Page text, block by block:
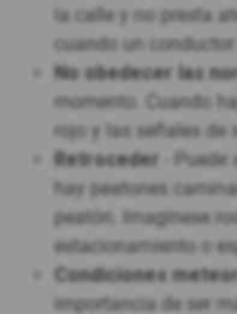
la calle y no presta
cuando un
No obedecer las
momento. Cuando
rojo y las señales de
Retroceder
-
hay peatones
peatón. Imagínese
estacionamiento o
Condiciones
importancia de ser